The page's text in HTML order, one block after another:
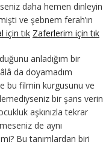
daha hemen dinleyin
ve şebnem ferah’ın
için tık Zaferlerim için tık
anladığım bir
da doyamadım
bu filmin kurgusunu ve
bir şans verin
aşkınızla tekrar
de aynı
Bu tanımlardan biri